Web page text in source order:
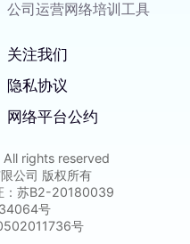
公司运营网络培训工具
关注我们
隐私协议
网络平台公约
rights reserved
公司 版权所有
：苏B2-20180039
号
号